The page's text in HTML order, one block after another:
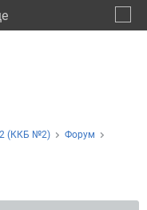
(ККБ №2)
Форум